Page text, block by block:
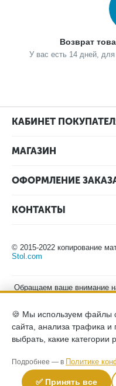
Возврат
У вас есть 14 дней, для
КАБИНЕТ
МАГАЗИН
ОФОРМЛЕНИЕ
КОНТАКТЫ
© 2015-2022 копирование
Stol.com
Обращаем ваше внимание
положениями Статьи 437
Федерации. Для
стоимости указанных
менеджерам
Политика
данных согласие на
🍪 Мы используем файлы
сайта, анализа трафика
выбрать, какие категории
Подробнее — в Политике
✅ Принять все